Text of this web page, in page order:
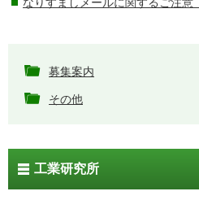
募集案内
その他
工業研究所